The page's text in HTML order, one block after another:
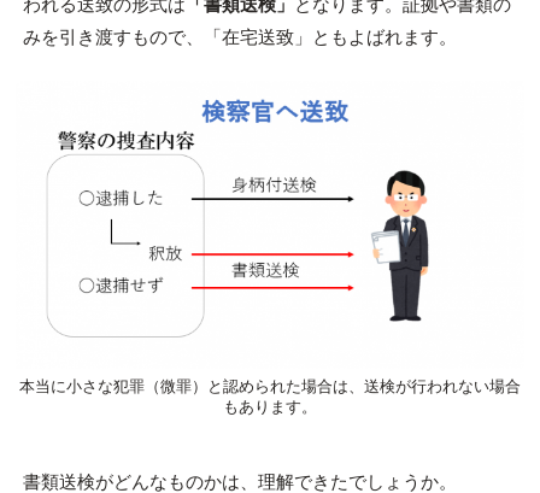
われる送致の形式は 「書類送検」 となります。証拠や書類の
みを引き渡すもので、「在宅送致」ともよばれます。
本当に小さな犯罪（微罪）と認められた場合は、送検が行われない場合
もあります。
書類送検がどんなものかは、理解できたでしょうか。